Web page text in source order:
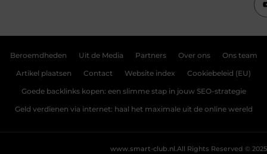
Beroemdheden Uit de Media Partners Over ons Ons team
Artikel plaatsen Contact Website index Cookiebeleid (EU)
Goede backlinks kopen: een slimme stap in jouw SEO-strategie
Geld verdienen via internet: haal het maximale uit de online wereld
All Rights Reserved © 2025
www.smart-club.nl.